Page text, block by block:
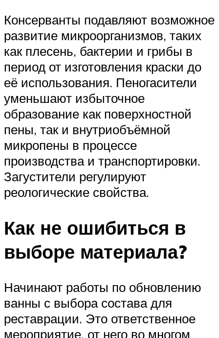
Консерванты подавляют возможное
развитие микроорганизмов, таких
как плесень, бактерии и грибы в
период от изготовления краски до
её использования. Пеногасители
уменьшают избыточное
образование как поверхностной
пены, так и внутриобъёмной
микропены в процессе
производства и транспортировки.
Загустители регулируют
реологические свойства.
Как не ошибиться в
выборе материала?
Начинают работы по обновлению
ванны с выбора состава для
реставрации. Это ответственное
мероприятие, от него во многом